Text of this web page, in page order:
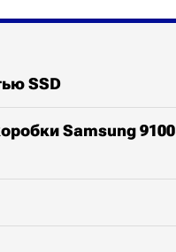
SSD
Samsung 9100